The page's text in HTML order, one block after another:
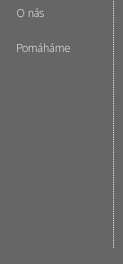
O nás
Pomáháme